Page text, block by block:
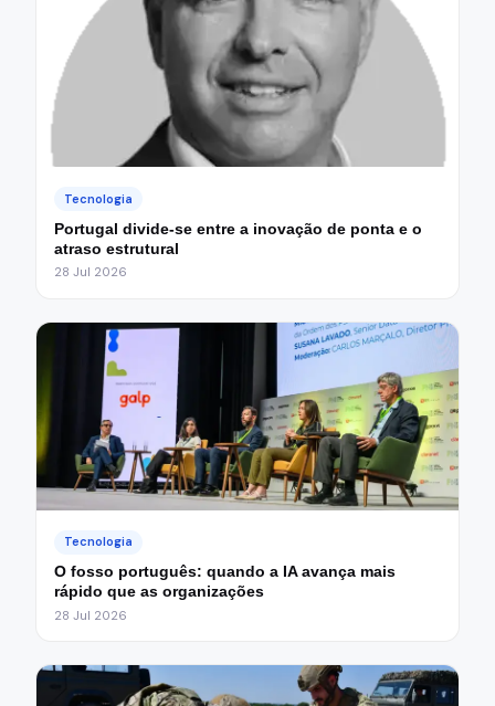
Tecnologia
Portugal divide-se entre a inovação de ponta e o
atraso estrutural
28 Jul 2026
Tecnologia
O fosso português: quando a IA avança mais
rápido que as organizações
28 Jul 2026